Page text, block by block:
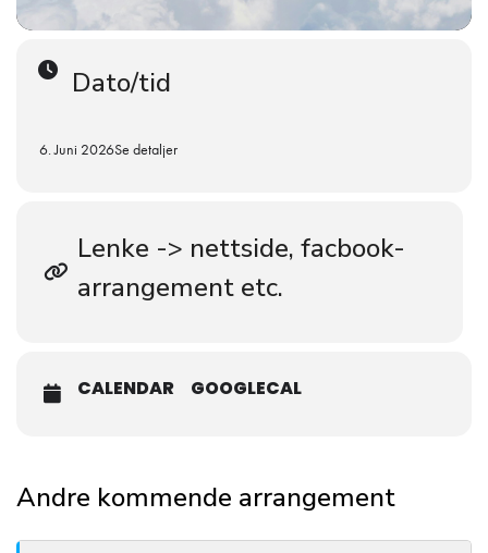
Dato/tid
6. Juni 2026Se detaljer
Lenke -> nettside, facbook-
arrangement etc.
CALENDAR GOOGLECAL
Andre kommende arrangement